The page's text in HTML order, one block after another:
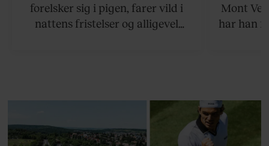
forelsker sig i pigen, farer vild i
nattens fristelser og alligevel
blevet voksen. Her indtager
fortællerens plads i et portræt om
Mont
har han